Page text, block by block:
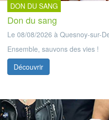
DON DU SANG
Don du sang
Le 08/08/2026 à Quesnoy-sur-
Ensemble, sauvons des vies !
Découvrir